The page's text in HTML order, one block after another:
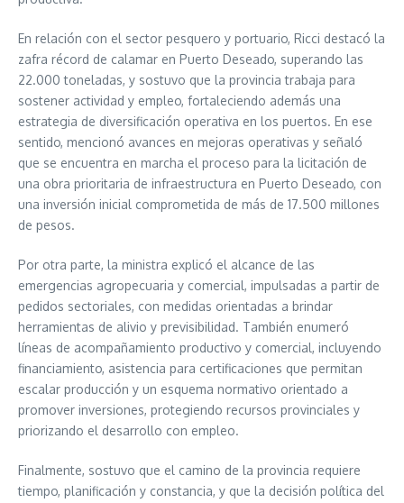
En relación con el sector pesquero y portuario, Ricci destacó la
zafra récord de calamar en Puerto Deseado, superando las
22.000 toneladas, y sostuvo que la provincia trabaja para
sostener actividad y empleo, fortaleciendo además una
estrategia de diversificación operativa en los puertos. En ese
sentido, mencionó avances en mejoras operativas y señaló
que se encuentra en marcha el proceso para la licitación de
una obra prioritaria de infraestructura en Puerto Deseado, con
una inversión inicial comprometida de más de 17.500 millones
de pesos.
Por otra parte, la ministra explicó el alcance de las
emergencias agropecuaria y comercial, impulsadas a partir de
pedidos sectoriales, con medidas orientadas a brindar
herramientas de alivio y previsibilidad. También enumeró
líneas de acompañamiento productivo y comercial, incluyendo
financiamiento, asistencia para certificaciones que permitan
escalar producción y un esquema normativo orientado a
promover inversiones, protegiendo recursos provinciales y
priorizando el desarrollo con empleo.
Finalmente, sostuvo que el camino de la provincia requiere
tiempo, planificación y constancia, y que la decisión política del